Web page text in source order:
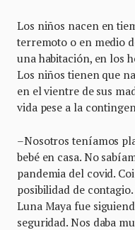
Los niños nacen en
terremoto o en medio
una habitación, en los
Los niños tienen que
en el vientre de sus
vida pese a la
–Nosotros teníamos
bebé en casa. No
pandemia del covid.
posibilidad de
Luna Maya fue
seguridad. Nos daba